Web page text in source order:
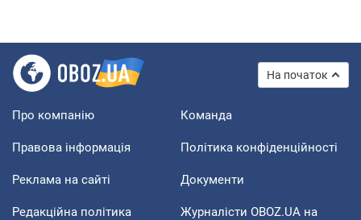
На початок
Про компанію Команда
Правова інформація Політика конфіденційності
Реклама на сайті Документи
Редакційна політика
Журналісти OBOZ.UA на